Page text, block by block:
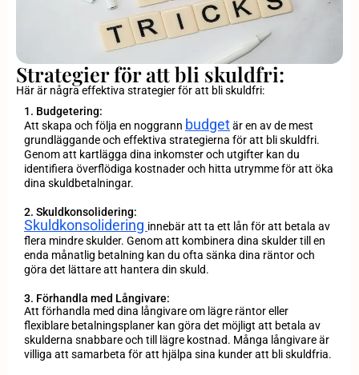
Strategier för att bli skuldfri:
Här är några effektiva strategier för att bli skuldfri:
1. Budgetering:
Att skapa och följa en noggrann budgetär en av de mest
grundläggande och effektiva strategierna för att bli skuldfri.
Genom att kartlägga dina inkomster och utgifter kan du
identifiera överflödiga kostnader och hitta utrymme för att öka
dina skuldbetalningar.
2. Skuldkonsolidering:
Skuldkonsolidering innebär att ta ett lån för att betala av
flera mindre skulder. Genom att kombinera dina skulder till en
enda månatlig betalning kan du ofta sänka dina räntor och
göra det lättare att hantera din skuld.
3. Förhandla med Långivare:
Att förhandla med dina långivare om lägre räntor eller
flexiblare betalningsplaner kan göra det möjligt att betala av
skulderna snabbare och till lägre kostnad. Många långivare är
villiga att samarbeta för att hjälpa sina kunder att bli skuldfria.